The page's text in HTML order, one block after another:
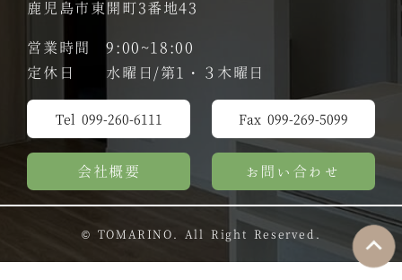
鹿児島市東開町3番地43
営業時間 9:00~18:00
定休日 水曜日/第1・３木曜日
Tel 099-260-6111 Fax 099-269-5099
会社概要 お問い合わせ
© TOMARINO. All Right Reserved.